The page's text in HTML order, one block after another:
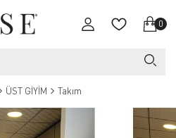
0
ÜST GİYİM Takım